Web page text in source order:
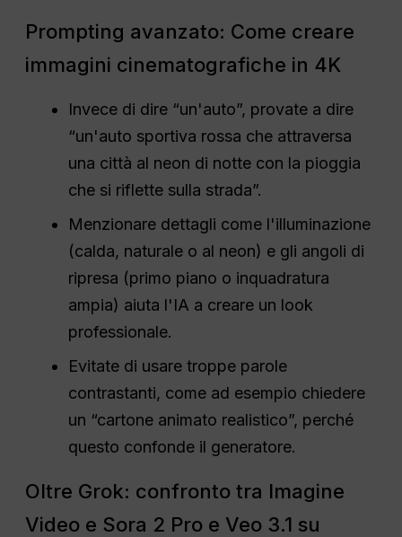
Prompting avanzato: Come creare
immagini cinematografiche in 4K
Invece di dire “un'auto”, provate a dire
“un'auto sportiva rossa che attraversa
una città al neon di notte con la pioggia
che si riflette sulla strada”.
Menzionare dettagli come l'illuminazione
(calda, naturale o al neon) e gli angoli di
ripresa (primo piano o inquadratura
ampia) aiuta l'IA a creare un look
professionale.
Evitate di usare troppe parole
contrastanti, come ad esempio chiedere
un “cartone animato realistico”, perché
questo confonde il generatore.
Oltre Grok: confronto tra Imagine
Video e Sora 2 Pro e Veo 3.1 su